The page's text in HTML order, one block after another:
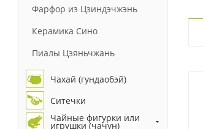
Фарфор из Цзиндэчжэнь
Керамика Сино
Пиалы Цзяньчжань
Чахай (гундаобэй)
Ситечки
Чайные фигурки или
игрушки (чачун)